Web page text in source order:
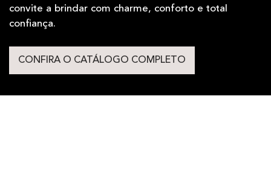
convite a brindar com charme, conforto e total
confiança.
CONFIRA O CATÁLOGO COMPLETO